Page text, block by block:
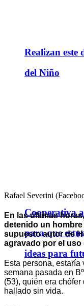
Realizan este
del Niño
Cooperativa
para que
ideas para
Rafael Severini
En las últimas
detenido un
supuesto autor de
agravado por el uso
Esta persona,
semana pasada en
(53), quién era
hallado sin vida.